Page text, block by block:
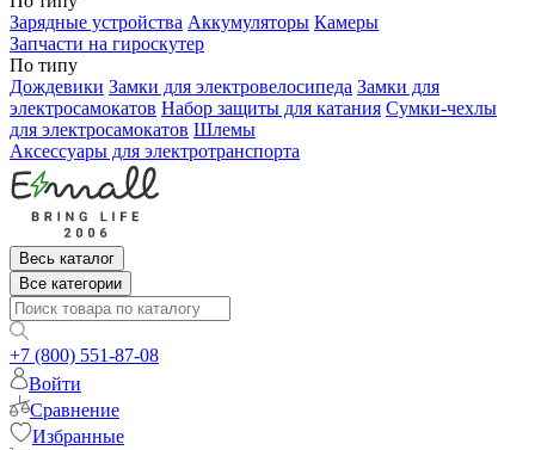
Зарядные устройства Аккумуляторы Камеры
Запчасти на гироскутер
По типу
Дождевики Замки для электровелосипеда Замки для
электросамокатов Набор защиты для катания Сумки-чехлы
для электросамокатов Шлемы
Аксессуары для электротранспорта
Весь каталог
Все категории
+7 (800) 551-87-08
Войти
Сравнение
Избранные